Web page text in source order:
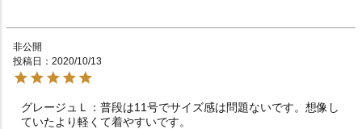
非公開
投稿日
2020/10/13
グレージュＬ：普段は11号でサイズ感は問題ないです。想像し
ていたより軽くて着やすいです。